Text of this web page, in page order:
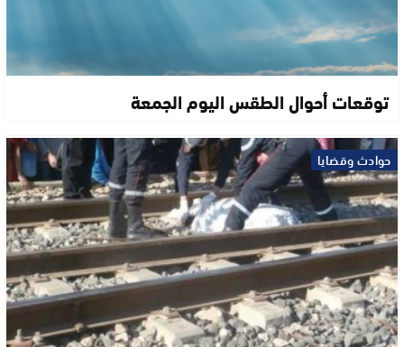
توقعات أحوال الطقس اليوم الجمعة
حوادث وقضايا